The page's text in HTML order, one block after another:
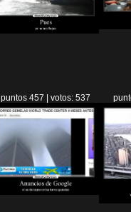
puntos 457 | votos: 537